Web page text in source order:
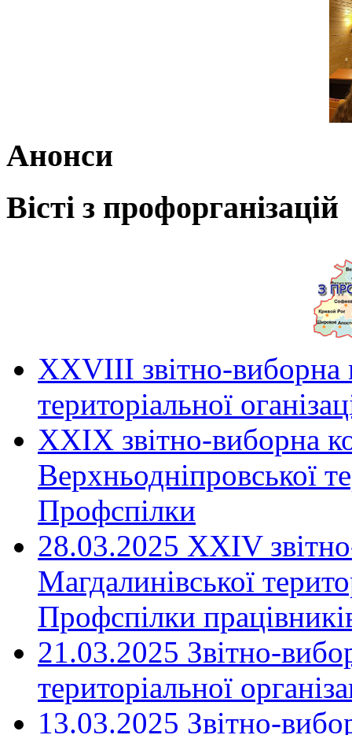
Анонси
Вісті з профорганізацій
ХХVIII звітно-виборна
територіальної
XXIX звітно-виборна
Верхньодніпровської
Профспілки
28.03.2025 ХХІV
Магдалинівської
Профспілки
21.03.2025 Звітно-
територіальної
13.03.2025 Звітно-